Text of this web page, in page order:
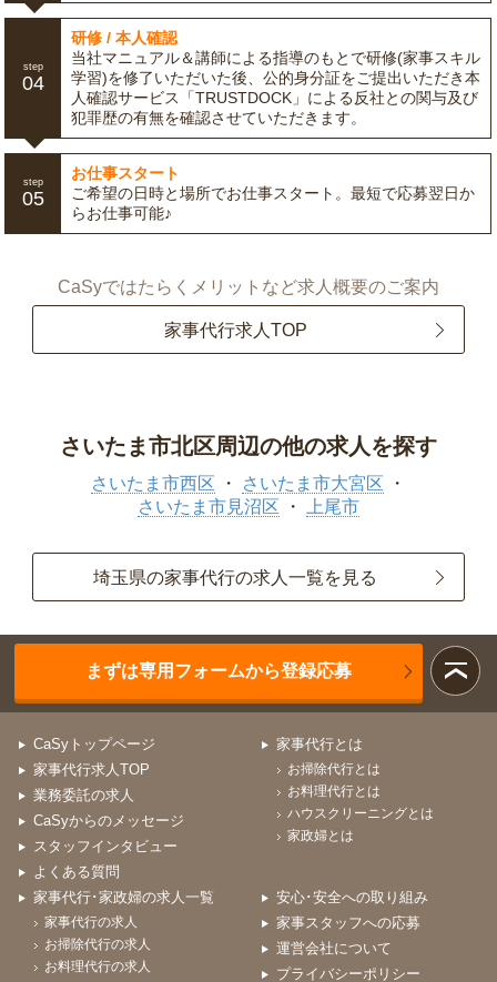
step
04
研修 / 本人確認
当社マニュアル＆講師による指導のもとで研修(家事スキル
学習)を修了いただいた後、公的身分証をご提出いただき本
人確認サービス「TRUSTDOCK」による反社との関与及び
犯罪歴の有無を確認させていただきます。
step
05
お仕事スタート
ご希望の日時と場所でお仕事スタート。最短で応募翌日か
らお仕事可能♪
CaSyではたらくメリットなど求人概要のご案内
家事代行求人TOP
さいたま市北区周辺の他の求人を探す
さいたま市西区
さいたま市大宮区
さいたま市見沼区
上尾市
埼玉県の家事代行の求人一覧を見る
まずは専用フォームから登録応募
CaSyトップページ
家事代行求人TOP
業務委託の求人
CaSyからのメッセージ
スタッフインタビュー
よくある質問
家事代行とは
お掃除代行とは
お料理代行とは
ハウスクリーニングとは
家政婦とは
家事代行･家政婦の求人一覧
家事代行の求人
お掃除代行の求人
お料理代行の求人
安心･安全への取り組み
家事スタッフへの応募
運営会社について
プライバシーポリシー